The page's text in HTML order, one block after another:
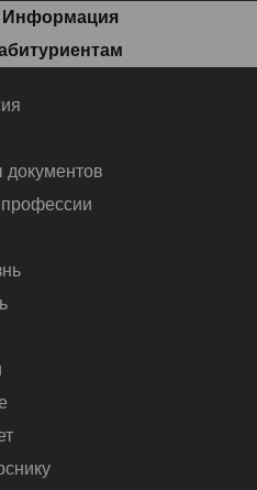
Информация
документов